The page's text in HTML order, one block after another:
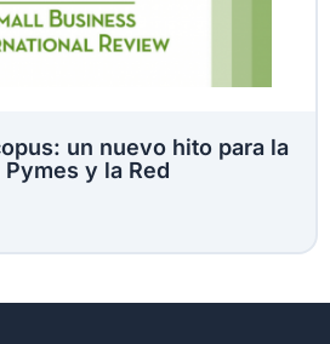
un nuevo hito para la
y la Red